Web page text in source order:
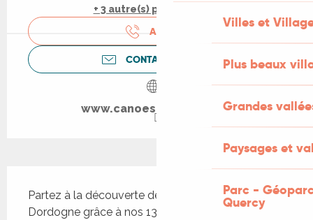
Villes et
Plus beaux
Grandes
Paysages et
Parc -
Quercy
+ 3 autre(s) prestation(s)
APPELER
CONTACTEZ-NOUS
www.canoes-dordogne.fr
Partez à la découverte de la Vallée de la
Dordogne grâce à nos 13 bases de canoës